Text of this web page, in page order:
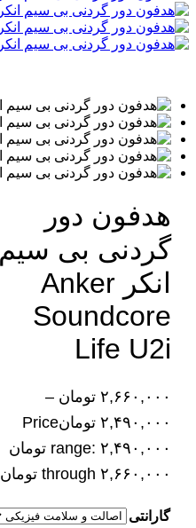
هدفون دور
گردنی بی‌ سیم
انکر Anker
Soundcore
Life U2i
۲,۶۶۰,۰۰۰ تومان –
۲,۴۹۰,۰۰۰ تومانPrice
range: ۲,۴۹۰,۰۰۰ تومان
through ۲,۶۶۰,۰۰۰ تومان
گارانتی